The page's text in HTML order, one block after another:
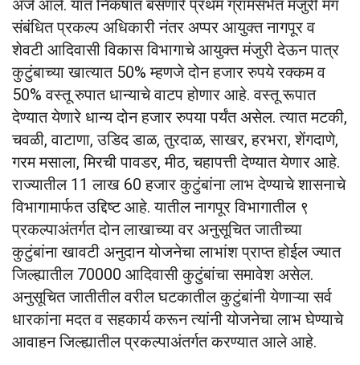
अर्ज आले. यात निकषात बसणारे प्रथम ग्रामसभेत मंजुरी मग
संबंधित प्रकल्प अधिकारी नंतर अप्पर आयुक्त नागपूर व
शेवटी आदिवासी विकास विभागाचे आयुक्त मंजुरी देऊन पात्र
कुटुंबाच्या खात्यात 50% म्हणजे दोन हजार रुपये रक्कम व
50% वस्तू रुपात धान्याचे वाटप होणार आहे. वस्तू रूपात
देण्यात येणारे धान्य दोन हजार रुपया पर्यंत असेल. त्यात मटकी,
चवळी, वाटाणा, उडिद डाळ, तुरदाळ, साखर, हरभरा, शेंगदाणे,
गरम मसाला, मिरची पावडर, मीठ, चहापत्ती देण्‍यात येणार आहे.
राज्यातील 11 लाख 60 हजार कुटुंबांना लाभ देण्याचे शासनाचे
विभागामार्फत उद्दिष्ट आहे. यातील नागपूर विभागातील ९
प्रकल्पाअंतर्गत दोन लाखाच्या वर अनुसूचित जातीच्या
कुटुंबांना खावटी अनुदान योजनेचा लाभांश प्राप्त होईल ज्यात
जिल्ह्यातील 70000 आदिवासी कुटुंबांचा समावेश असेल.
अनुसूचित जातीतील वरील घटकातील कुटुंबांनी येणाऱ्या सर्व
धारकांना मदत व सहकार्य करून त्यांनी योजनेचा लाभ घेण्याचे
आवाहन जिल्ह्यातील प्रकल्पाअंतर्गत करण्यात आले आहे.